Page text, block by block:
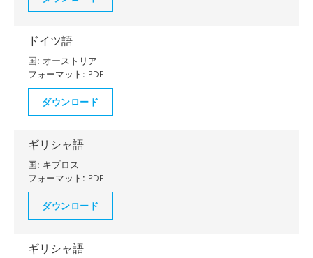
ドイツ語
国: オーストリア
フォーマット: PDF
ダウンロード
ギリシャ語
国: キプロス
フォーマット: PDF
ダウンロード
ギリシャ語